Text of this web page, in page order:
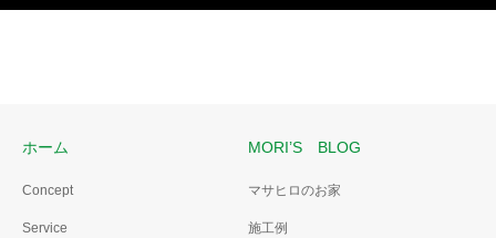
ホーム
Concept
Service
MORI’S BLOG
マサヒロのお家
施工例